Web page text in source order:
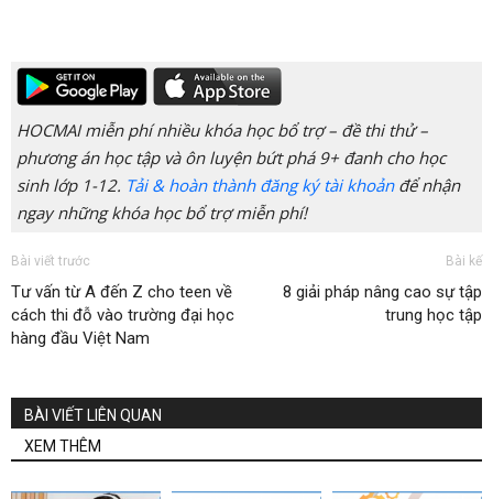
HOCMAI miễn phí nhiều khóa học bổ trợ – đề thi thử –
phương án học tập và ôn luyện bứt phá 9+ đanh cho học
sinh lớp 1-12. Tải & hoàn thành đăng ký tài khoảnđể nhận
ngay những khóa học bổ trợ miễn phí!
Bài viết trước
Tư vấn từ A đến Z cho teen về
cách thi đỗ vào trường đại học
hàng đầu Việt Nam
Bài kế
8 giải pháp nâng cao sự tập
trung học tập
BÀI VIẾT LIÊN QUAN
XEM THÊM